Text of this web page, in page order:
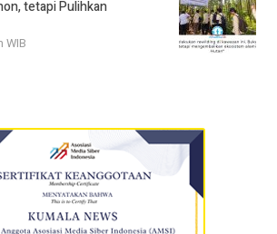
tetapi Pulihkan
WIB